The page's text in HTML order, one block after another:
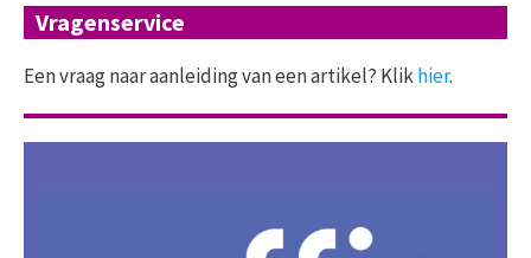
Vragenservice
Een vraag naar aanleiding van een artikel? Klikhier.